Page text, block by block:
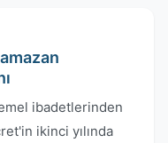
ibadetlerinden
ikinci yılında